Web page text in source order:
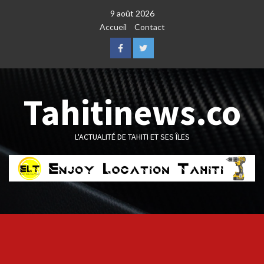
9 août 2026
Accueil
Contact
FacebookTwitter
Tahitinews.co
L'ACTUALITÉ DE TAHITI ET SES ÎLES